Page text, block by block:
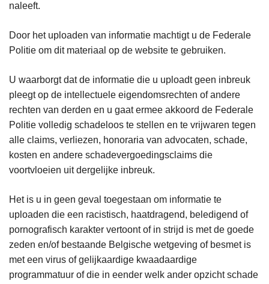
naleeft.
Door het uploaden van informatie machtigt u de Federale
Politie om dit materiaal op de website te gebruiken.
U waarborgt dat de informatie die u uploadt geen inbreuk
pleegt op de intellectuele eigendomsrechten of andere
rechten van derden en u gaat ermee akkoord de Federale
Politie volledig schadeloos te stellen en te vrijwaren tegen
alle claims, verliezen, honoraria van advocaten, schade,
kosten en andere schadevergoedingsclaims die
voortvloeien uit dergelijke inbreuk.
Het is u in geen geval toegestaan om informatie te
uploaden die een racistisch, haatdragend, beledigend of
pornografisch karakter vertoont of in strijd is met de goede
zeden en/of bestaande Belgische wetgeving of besmet is
met een virus of gelijkaardige kwaadaardige
programmatuur of die in eender welk ander opzicht schade